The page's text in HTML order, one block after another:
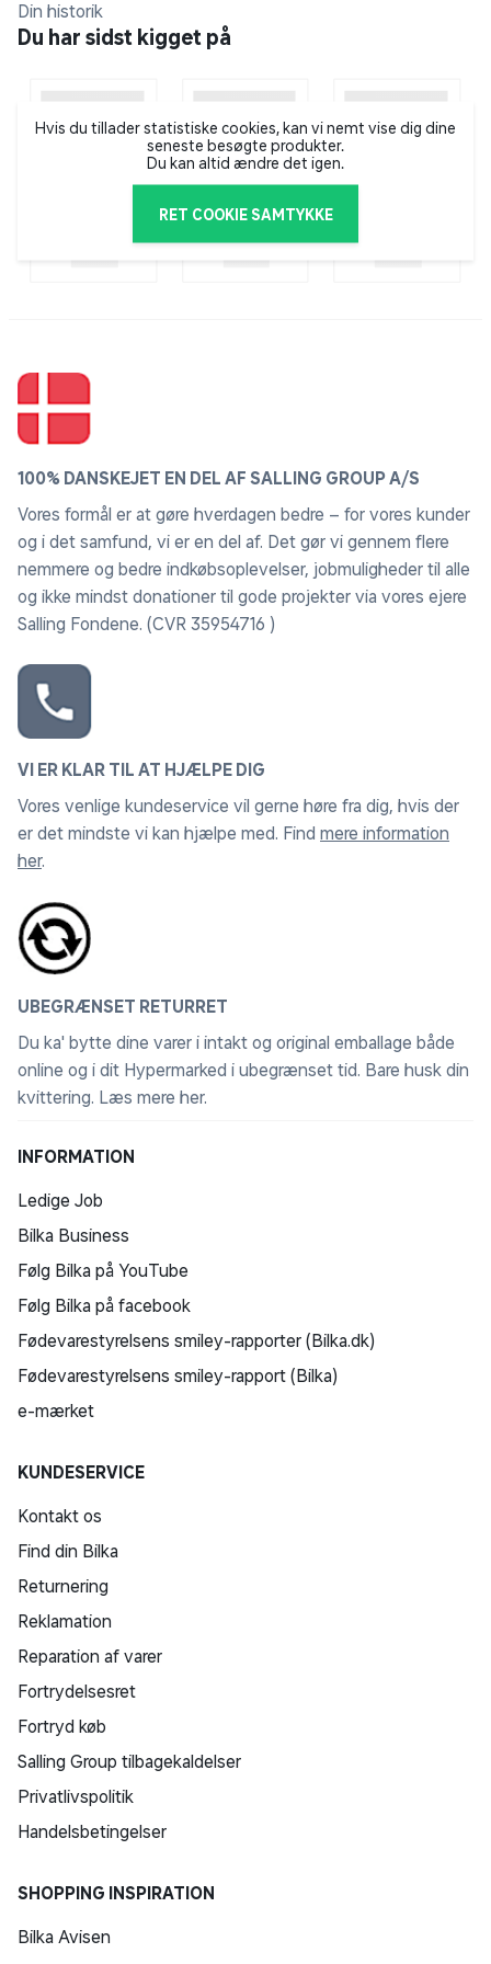
STUHR er en eksklusiv dansk frisørkæde, som blev
uddanne frisører fra hele verden i de nyeste trends og
de seneste teknikker. Hår- og stylingprodukterne er
udviklet i samarbejde med STUHR’s kreative team for
at sikre den høje kvalitet.
Din historik
Du har sidst kigget på
Hvis du tillader statistiske cookies, kan vi nemt vise dig dine
seneste besøgte produkter.
Du kan altid ændre det igen.
RET COOKIE SAMTYKKE
100% DANSKEJET EN DEL AF SALLING GROUP A/S
Vores formål er at gøre hverdagen bedre – for vores kunder
og i det samfund, vi er en del af. Det gør vi gennem flere
nemmere og bedre indkøbsoplevelser, jobmuligheder til alle
og ikke mindst donationer til gode projekter via vores ejere
Salling Fondene. (CVR 35954716 )
VI ER KLAR TIL AT HJÆLPE DIG
Vores venlige kundeservice vil gerne høre fra dig, hvis der
er det mindste vi kan hjælpe med. Find mere information
her.
UBEGRÆNSET RETURRET
Du ka' bytte dine varer i intakt og original emballage både
online og i dit Hypermarked i ubegrænset tid. Bare husk din
kvittering. Læs mere her.
INFORMATION
Ledige Job
Bilka Business
Følg Bilka på YouTube
Følg Bilka på facebook
Fødevarestyrelsens smiley-rapporter (Bilka.dk)
Fødevarestyrelsens smiley-rapport (Bilka)
e-mærket
KUNDESERVICE
Kontakt os
Find din Bilka
Returnering
Reklamation
Reparation af varer
Fortrydelsesret
Fortryd køb
Salling Group tilbagekaldelser
Privatlivspolitik
Handelsbetingelser
SHOPPING INSPIRATION
Bilka Avisen